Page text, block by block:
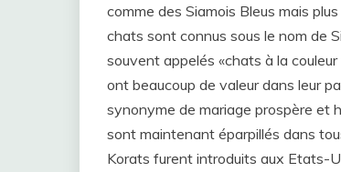
comme des Siamois Bleus mais
chats sont connus sous le nom de
souvent appelés «chats à la
ont beaucoup de valeur dans leur
synonyme de mariage prospère et
sont maintenant éparpillés dans
Korats furent introduits aux Etats-